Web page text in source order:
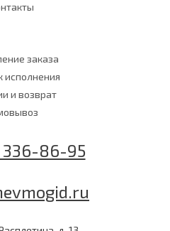
заказа
исполнения
и возврат
336-86-95